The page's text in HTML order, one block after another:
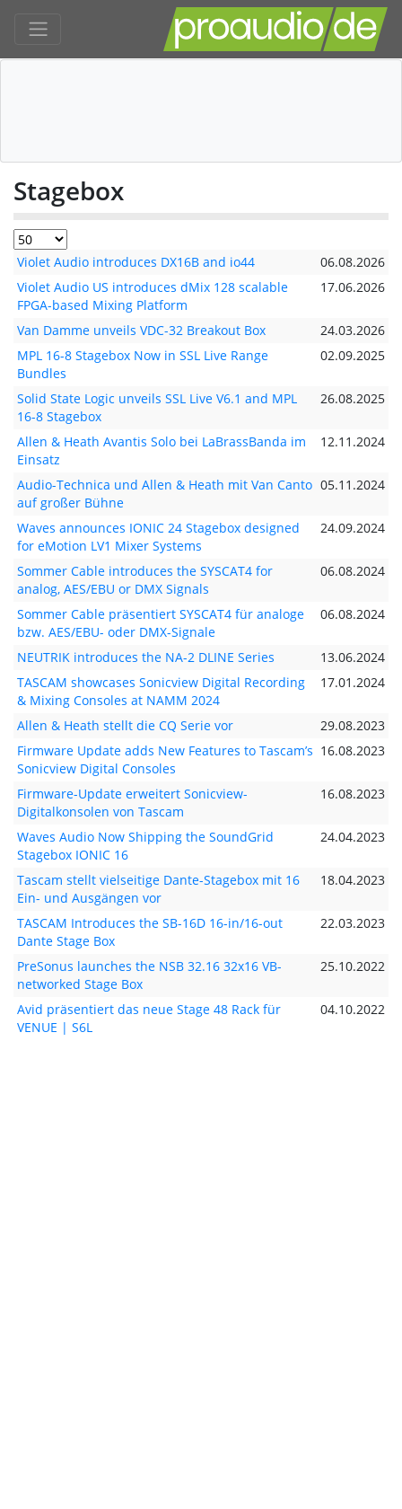
Stagebox
Violet Audio introduces DX16B and io44
06.08.2026
Violet Audio US introduces dMix 128 scalable
FPGA-based Mixing Platform
17.06.2026
Van Damme unveils VDC-32 Breakout Box
24.03.2026
MPL 16-8 Stagebox Now in SSL Live Range
Bundles
02.09.2025
Solid State Logic unveils SSL Live V6.1 and MPL
16-8 Stagebox
26.08.2025
Allen & Heath Avantis Solo bei LaBrassBanda im
Einsatz
12.11.2024
Audio-Technica und Allen & Heath mit Van Canto
auf großer Bühne
05.11.2024
Waves announces IONIC 24 Stagebox designed
for eMotion LV1 Mixer Systems
24.09.2024
Sommer Cable introduces the SYSCAT4 for
analog, AES/EBU or DMX Signals
06.08.2024
Sommer Cable präsentiert SYSCAT4 für analoge
bzw. AES/EBU- oder DMX-Signale
06.08.2024
NEUTRIK introduces the NA-2 DLINE Series
13.06.2024
TASCAM showcases Sonicview Digital Recording
& Mixing Consoles at NAMM 2024
17.01.2024
Allen & Heath stellt die CQ Serie vor
29.08.2023
Firmware Update adds New Features to Tascam’s
Sonicview Digital Consoles
16.08.2023
Firmware-Update erweitert Sonicview-
Digitalkonsolen von Tascam
16.08.2023
Waves Audio Now Shipping the SoundGrid
Stagebox IONIC 16
24.04.2023
Tascam stellt vielseitige Dante-Stagebox mit 16
Ein- und Ausgängen vor
18.04.2023
TASCAM Introduces the SB-16D 16-in/16-out
Dante Stage Box
22.03.2023
PreSonus launches the NSB 32.16 32x16 VB-
networked Stage Box
25.10.2022
Avid präsentiert das neue Stage 48 Rack für
VENUE | S6L
04.10.2022